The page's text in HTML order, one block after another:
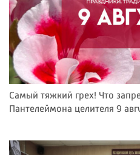
Самый тяжкий грех! Что
Пантелеймона целителя 9